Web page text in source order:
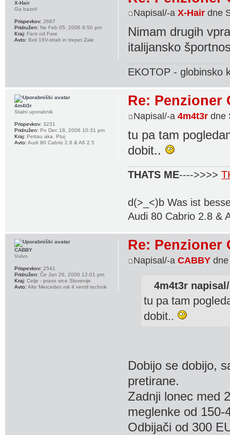
Napisal/-aX-Hair dne
Nimam drugih
italijansko
EKOTOP - globinsko
X-Hair
Ga bazni!
Prispevkov: 2687
Pridružen: Ne Feb 05, 2006 8:50 pm
Kraj: Fant od Fare
Avto: Beli 16V-strah in trepet Zale
Re: Penzioner
Napisal/-a4m4t3r dne
tu pa tam
dobit..
THATS ME---->>>>
d(>_<)b Was ist
Audi 80 Cabrio 2.8 &
4m4t3r
Stalni uporabnik
Prispevkov: 3231
Pridružen: Po Dec 18, 2006 10:31 pm
Kraj: Pettau aka. Ptuj
Avto: Audi 80 Cabrio 2.8 & A6 2.5
Re: Penzioner
Napisal/-aCABBY
4m4t3r
tu pa tam
dobit..
Dobijo se dobijo,
pretirane.
Zadnji lonec med
meglenke od 150-
Odbijači od 300
CABBY
Vulvo
Prispevkov: 2541
Pridružen: Če Jan 26, 2006 12:01 pm
Kraj: Celje - pravo srce Slovenije
Avto: Alte Mercedes mit 4 ventil technik